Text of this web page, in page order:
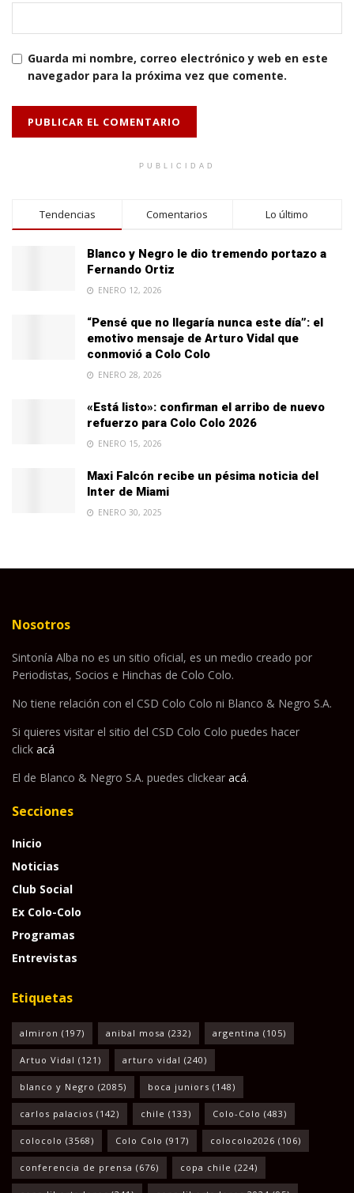
Guarda mi nombre, correo electrónico y web en este
navegador para la próxima vez que comente.
PUBLICIDAD
Tendencias Comentarios Lo último
Blanco y Negro le dio tremendo portazo a
Fernando Ortiz
ENERO 12, 2026
“Pensé que no llegaría nunca este día”: el
emotivo mensaje de Arturo Vidal que
conmovió a Colo Colo
ENERO 28, 2026
«Está listo»: confirman el arribo de nuevo
refuerzo para Colo Colo 2026
ENERO 15, 2026
Maxi Falcón recibe un pésima noticia del
Inter de Miami
ENERO 30, 2025
Nosotros
Sintonía Alba no es un sitio oficial, es un medio creado por
Periodistas, Socios e Hinchas de Colo Colo.
No tiene relación con el CSD Colo Colo ni Blanco & Negro S.A.
Si quieres visitar el sitio del CSD Colo Colo puedes hacer
click acá
El de Blanco & Negro S.A. puedes clickear acá.
Secciones
Inicio
Noticias
Club Social
Ex Colo-Colo
Programas
Entrevistas
Etiquetas
almiron (197) anibal mosa (232) argentina (105)
Artuo Vidal (121) arturo vidal (240)
blanco y Negro (2085) boca juniors (148)
carlos palacios (142) chile (133) Colo-Colo (483)
colocolo (3568) Colo Colo (917) colocolo2026 (106)
conferencia de prensa (676) copa chile (224)